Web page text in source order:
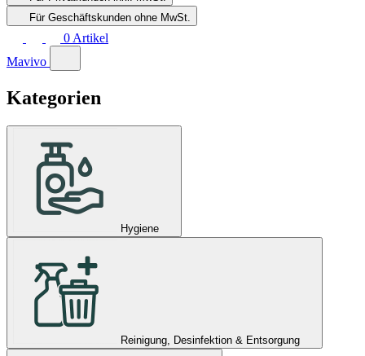
Für Geschäftskunden ohne MwSt.
0 Artikel
Mavivo
Kategorien
Hygiene
Reinigung, Desinfektion & Entsorgung